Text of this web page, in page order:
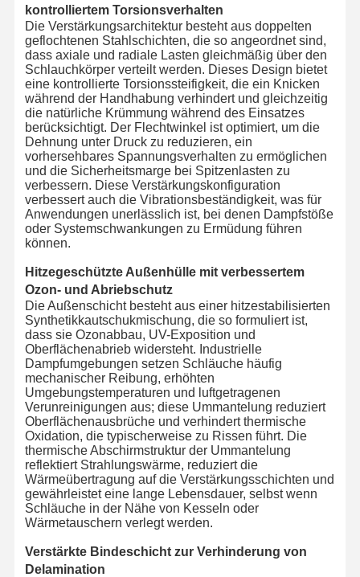
kontrolliertem Torsionsverhalten
Die Verstärkungsarchitektur besteht aus doppelten
geflochtenen Stahlschichten, die so angeordnet sind,
dass axiale und radiale Lasten gleichmäßig über den
Schlauchkörper verteilt werden. Dieses Design bietet
eine kontrollierte Torsionssteifigkeit, die ein Knicken
während der Handhabung verhindert und gleichzeitig
die natürliche Krümmung während des Einsatzes
berücksichtigt. Der Flechtwinkel ist optimiert, um die
Dehnung unter Druck zu reduzieren, ein
vorhersehbares Spannungsverhalten zu ermöglichen
und die Sicherheitsmarge bei Spitzenlasten zu
verbessern. Diese Verstärkungskonfiguration
verbessert auch die Vibrationsbeständigkeit, was für
Anwendungen unerlässlich ist, bei denen Dampfstöße
oder Systemschwankungen zu Ermüdung führen
können.
Hitzegeschützte Außenhülle mit verbessertem
Ozon- und Abriebschutz
Die Außenschicht besteht aus einer hitzestabilisierten
Synthetikkautschukmischung, die so formuliert ist,
dass sie Ozonabbau, UV-Exposition und
Oberflächenabrieb widersteht. Industrielle
Dampfumgebungen setzen Schläuche häufig
mechanischer Reibung, erhöhten
Umgebungstemperaturen und luftgetragenen
Verunreinigungen aus; diese Ummantelung reduziert
Oberflächenausbrüche und verhindert thermische
Oxidation, die typischerweise zu Rissen führt. Die
thermische Abschirmstruktur der Ummantelung
reflektiert Strahlungswärme, reduziert die
Wärmeübertragung auf die Verstärkungsschichten und
gewährleistet eine lange Lebensdauer, selbst wenn
Schläuche in der Nähe von Kesseln oder
Wärmetauschern verlegt werden.
Verstärkte Bindeschicht zur Verhinderung von
Delamination